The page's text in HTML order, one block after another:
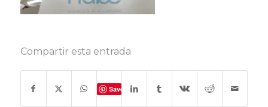
Compartir esta entrada
Save